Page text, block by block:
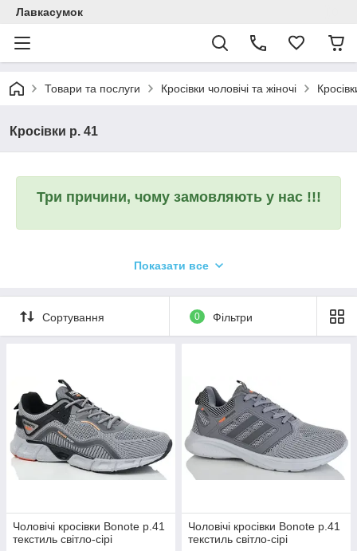
Лавкасумок
Товари та послуги Кросівки чоловічі та жіночі
Кросівки р. 41
Три причини, чому замовляють у нас !!!
Все в наявності !!! Відправляємо в день замовлення.
При відмінній якості у нас доступні ціни !!!
Показати все
Сортування 0 Фільтри
Чоловічі кросівки Bonote р.41
текстиль світло-сірі
Чоловічі кросівки Bonote р.41
текстиль світло-сірі